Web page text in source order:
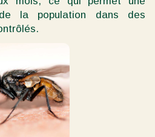
la population dans des